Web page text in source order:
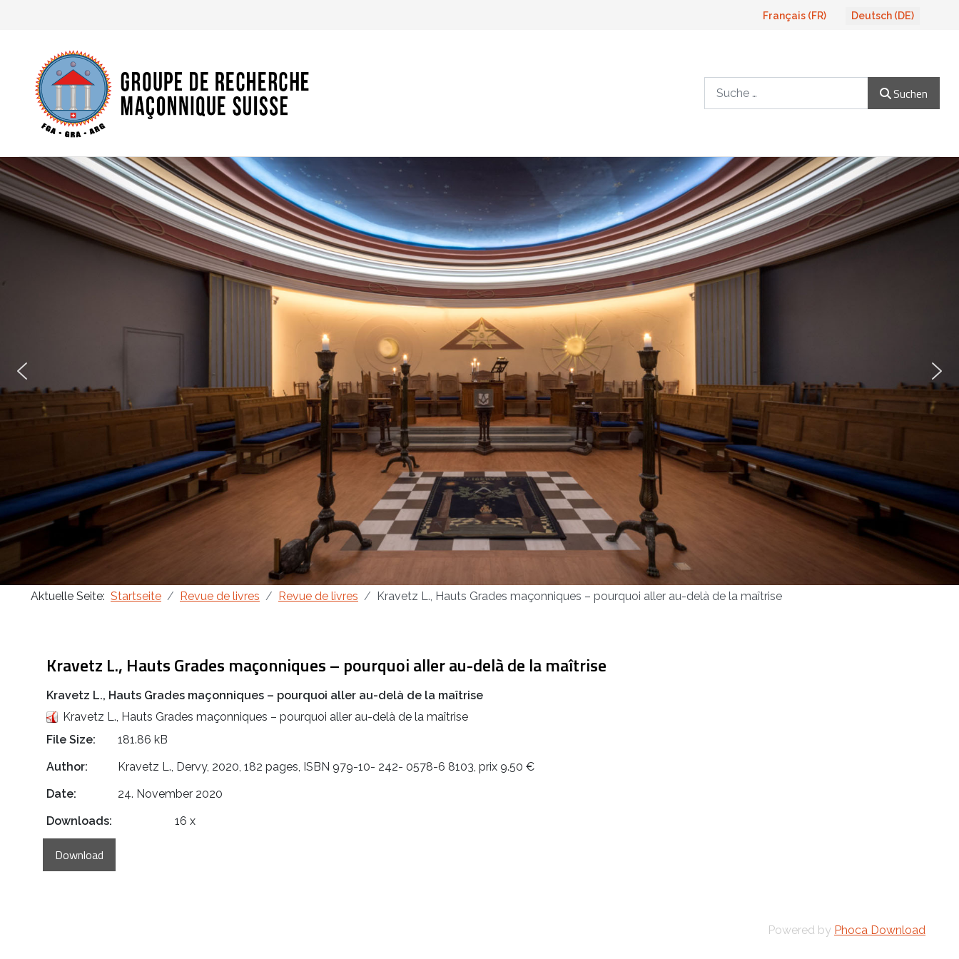
Sprache auswählen
Français (FR) Deutsch (DE)
Suchen
Aktuelle Seite: Startseite Revue de livres Revue de livres Kravetz L., Hauts Grades maçonniques – pourquoi aller au-delà de la maîtrise
Kravetz L., Hauts Grades maçonniques – pourquoi aller au-delà de la maîtrise
Kravetz L., Hauts Grades maçonniques – pourquoi aller au-delà de la maîtrise
Kravetz L., Hauts Grades maçonniques – pourquoi aller au-delà de la maîtrise
File Size:
181.86 kB
Author:
Kravetz L., Dervy, 2020, 182 pages, ISBN 979-10- 242- 0578-6 8103, prix 9.50 €
Date:
24. November 2020
Downloads:
16 x
Powered by Phoca Download